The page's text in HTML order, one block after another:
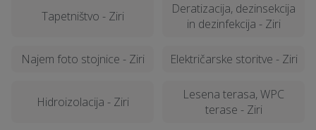
Tapetništvo - Ziri
Deratizacija, dezinsekcija
in dezinfekcija - Ziri
Najem foto stojnice - Ziri Električarske storitve - Ziri
Hidroizolacija - Ziri
Lesena terasa, WPC
terase - Ziri